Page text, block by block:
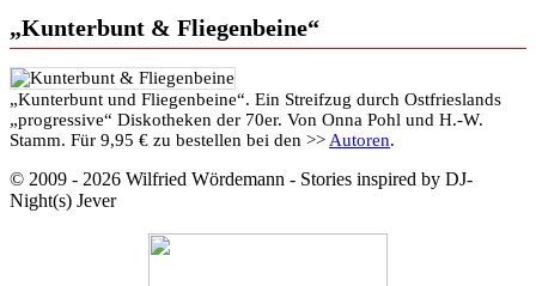
„Kunterbunt & Fliegenbeine“
„Kunterbunt und Fliegenbeine“. Ein Streifzug durch Ostfrieslands
„progressive“ Diskotheken der 70er. Von Onna Pohl und H.-W.
Stamm. Für 9,95 € zu bestellen bei den >> Autoren.
© 2009 - 2026 Wilfried Wördemann - Stories inspired by DJ-
Night(s) Jever